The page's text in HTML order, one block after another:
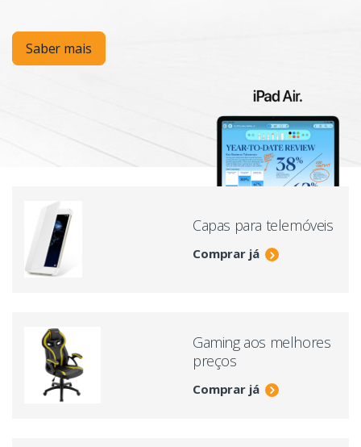
Saber mais
Capas para telemóveis
Comprar já
Gaming aos melhores
preços
Comprar já